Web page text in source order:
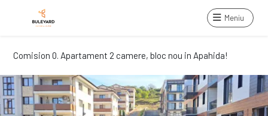
Meniu
Comision 0. Apartament 2 camere, bloc nou in Apahida!